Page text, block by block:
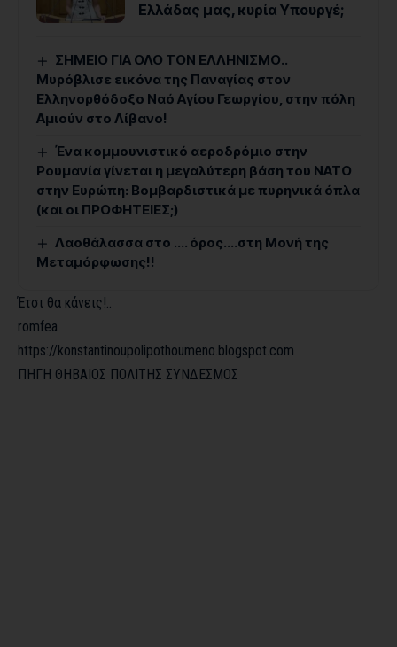
Ελλάδας μας, κυρία Υπουργέ;
ΣΗΜΕΙΟ ΓΙΑ ΟΛΟ ΤΟΝ ΕΛΛΗΝΙΣΜΟ..
Μυρόβλισε εικόνα της Παναγίας στον
Ελληνορθόδοξο Ναό Αγίου Γεωργίου, στην πόλη
Αμιούν στο Λίβανο!
Ένα κομμουνιστικό αεροδρόμιο στην
Ρουμανία γίνεται η μεγαλύτερη βάση του ΝΑΤΟ
στην Ευρώπη: Βομβαρδιστικά με πυρηνικά όπλα
(και οι ΠΡΟΦΗΤΕΙΕΣ;)
Λαοθάλασσα στο …. όρος….στη Μονή της
Μεταμόρφωσης!!
Έτσι θα κάνεις!..
romfea
https://konstantinoupolipothoumeno.blogspot.com
ΠΗΓΗ ΘΗΒΑΙΟΣ ΠΟΛΙΤΗΣ ΣΥΝΔΕΣΜΟΣ